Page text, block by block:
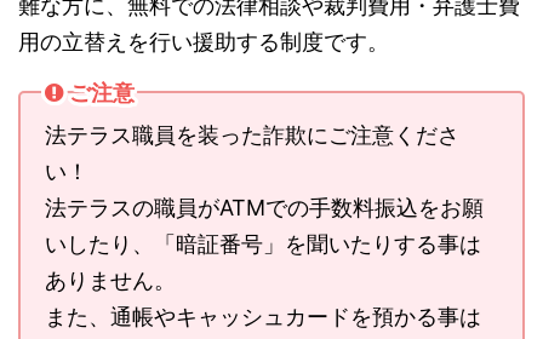
難な方に、無料での法律相談や裁判費用・弁護士費
用の立替えを行い援助する制度です。
ご注意
法テラス職員を装った詐欺にご注意くださ
い！
法テラスの職員がATMでの手数料振込をお願
いしたり、「暗証番号」を聞いたりする事は
ありません。
また、通帳やキャッシュカードを預かる事は